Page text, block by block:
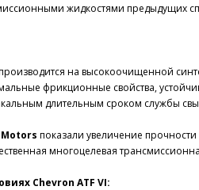
жидкостями предыдущих
производится на высокоочищенной
фрикционные свойства,
длительным сроком службы
показали увеличение
многоцелевая
Chevron ATF VI: